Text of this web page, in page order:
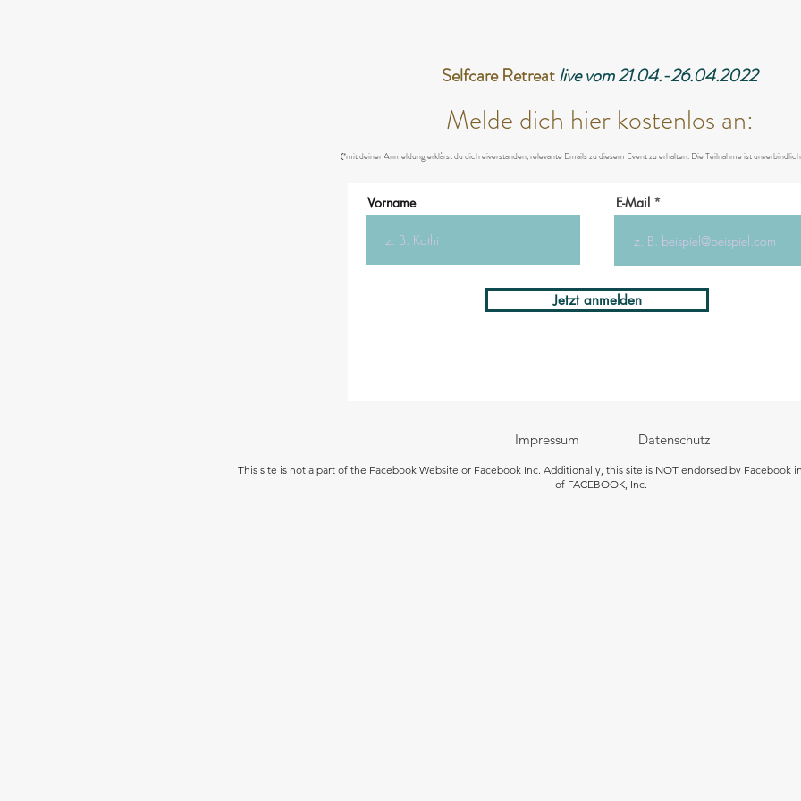
Selfcare Retreatlive vom 21.04.-26.04.2022
Melde dich hier kostenlos an:
(*mit deiner Anmeldung erklärst du dich eiverstanden, relevante Emails zu diesem Event zu erhalten. Die Teilnahme ist
Vorname E-Mail
Jetzt anmelden
Impressum Datenschutz
This site is not a part of the Facebook Website or Facebook Inc. Additionally, this site is NOT endorsed by Facebook
of FACEBOOK, Inc.